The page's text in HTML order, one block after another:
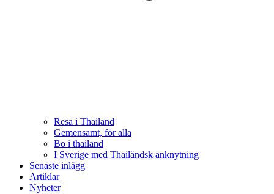
Resa i Thailand
Gemensamt, för alla
Bo i thailand
I Sverige med Thailändsk anknytning
Senaste inlägg
Artiklar
Nyheter